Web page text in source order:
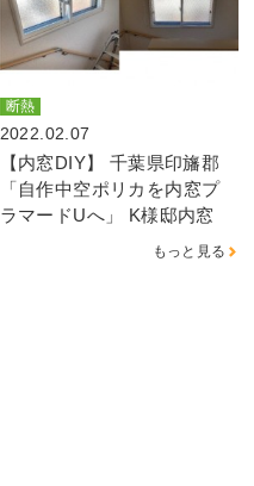
断熱
2022.02.07
【内窓DIY】 千葉県印旛郡
「自作中空ポリカを内窓プ
ラマードUへ」 K様邸内窓
もっと見る